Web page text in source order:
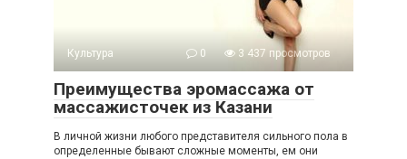
Культура 0 3 437 просмотров
Преимущества эромассажа от
массажисточек из Казани
В личной жизни любого представителя сильного пола в
определенные бывают сложные моменты, ем они